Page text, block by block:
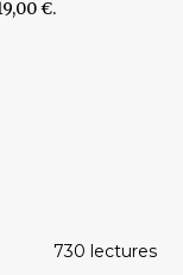
€.
730 lectures